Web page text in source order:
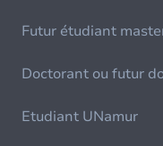
Futur étudiant
Doctorant ou futur
Etudiant UNamur